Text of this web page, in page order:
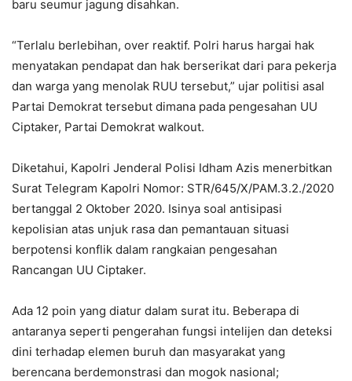
baru seumur jagung disahkan.
“Terlalu berlebihan, over reaktif. Polri harus hargai hak
menyatakan pendapat dan hak berserikat dari para pekerja
dan warga yang menolak RUU tersebut,” ujar politisi asal
Partai Demokrat tersebut dimana pada pengesahan UU
Ciptaker, Partai Demokrat walkout.
Diketahui, Kapolri Jenderal Polisi Idham Azis menerbitkan
Surat Telegram Kapolri Nomor: STR/645/X/PAM.3.2./2020
bertanggal 2 Oktober 2020. Isinya soal antisipasi
kepolisian atas unjuk rasa dan pemantauan situasi
berpotensi konflik dalam rangkaian pengesahan
Rancangan UU Ciptaker.
Ada 12 poin yang diatur dalam surat itu. Beberapa di
antaranya seperti pengerahan fungsi intelijen dan deteksi
dini terhadap elemen buruh dan masyarakat yang
berencana berdemonstrasi dan mogok nasional;